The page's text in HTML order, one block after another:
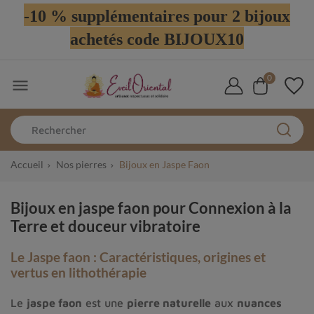
-10 % supplémentaires pour 2 bijoux
achetés code BIJOUX10
 0
Accueil Nos pierres Bijoux en Jaspe Faon
Bijoux en jaspe faon pour Connexion à la
Terre et douceur vibratoire
Le Jaspe faon : Caractéristiques, origines et
vertus en lithothérapie
Le jaspe faon est une pierre naturelle aux nuances